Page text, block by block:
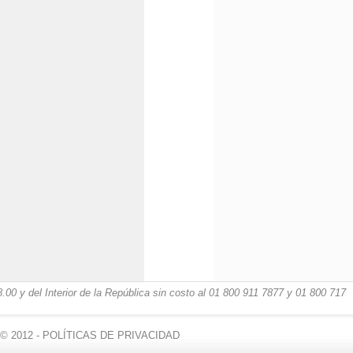
y del Interior de la República sin costo al 01 800 911 7877 y 01 800 717
2012 - POLÍTICAS DE PRIVACIDAD